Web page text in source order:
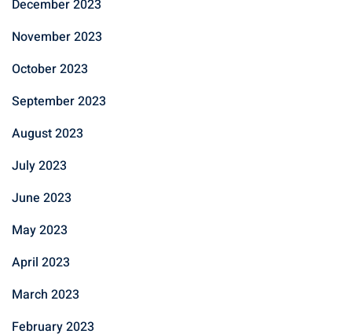
December 2023
November 2023
October 2023
September 2023
August 2023
July 2023
June 2023
May 2023
April 2023
March 2023
February 2023